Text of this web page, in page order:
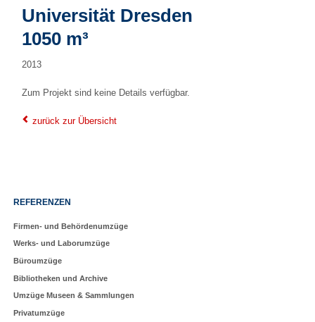
Universität Dresden
1050 m³
2013
Zum Projekt sind keine Details verfügbar.
zurück zur Übersicht
Navigation
REFERENZEN
Firmen- und Behördenumzüge
Werks- und Laborumzüge
Büroumzüge
Bibliotheken und Archive
Umzüge Museen & Sammlungen
Privatumzüge